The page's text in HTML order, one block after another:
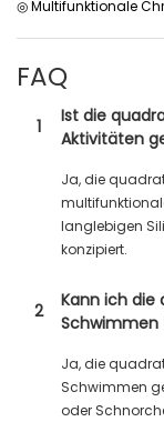
◎ Multifunktionale
FAQ
1
Ist die
Aktivitäten
Ja, die
langlebigen
konzipiert.
2
Kann ich die
Schwimmen
Ja, die
Schwimmen
oder